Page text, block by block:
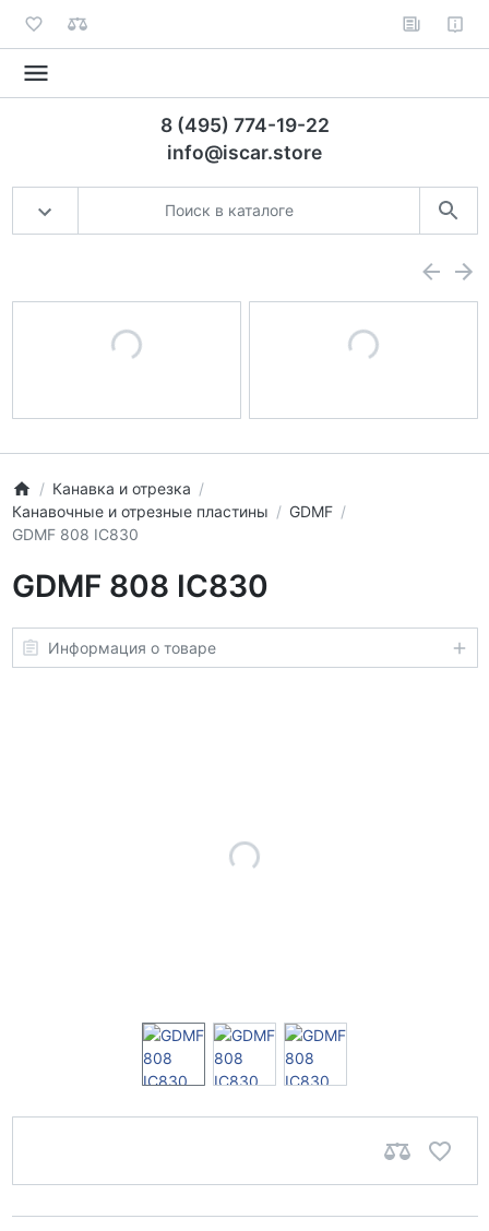
8 (495) 774-19-22
info@iscar.store
Канавка и отрезка
Канавочные и отрезные пластины
GDMF
GDMF 808 IC830
GDMF 808 IC830
Информация о товаре